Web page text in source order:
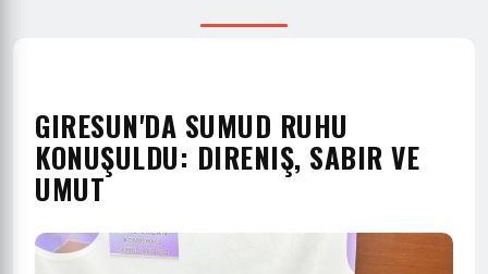
GIRESUN'DA SUMUD RUHU
KONUŞULDU: DIRENIŞ, SABIR VE
UMUT